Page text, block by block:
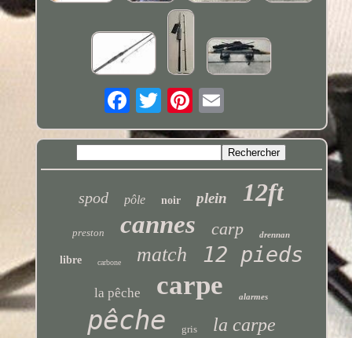
spod pôle noir plein 12ft
preston cannes carp drennan
libre carbone match 12 pieds
la pêche carpe alarmes
pêche gris la carpe